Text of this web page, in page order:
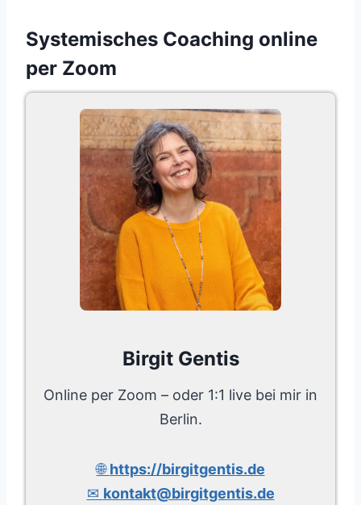
Systemisches Coaching online
per Zoom
Birgit Gentis
Online per Zoom – oder 1:1 live bei mir in
Berlin.
🌐https://birgitgentis.de
✉ kontakt@birgitgentis.de